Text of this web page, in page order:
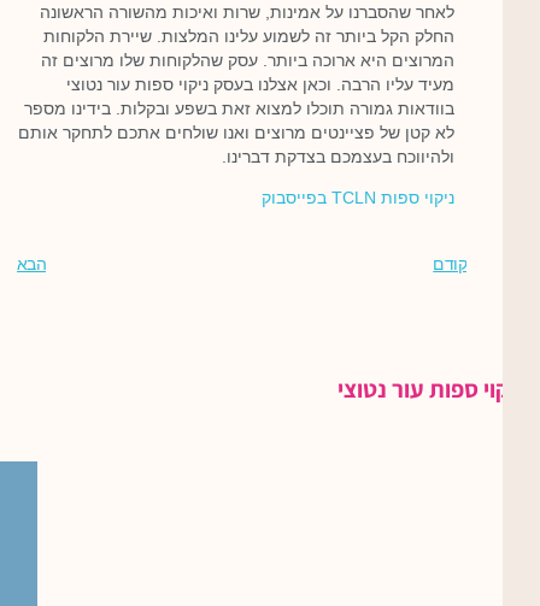
לאחר שהסברנו על אמינות, שרות ואיכות מהשורה הראשונה
החלק הקל ביותר זה לשמוע עלינו המלצות. שיירת הלקוחות
המרוצים היא ארוכה ביותר. עסק שהלקוחות שלו מרוצים זה
מעיד עליו הרבה. וכאן אצלנו בעסק ניקוי ספות עור נטוצי
בוודאות גמורה תוכלו למצוא זאת בשפע ובקלות. בידינו מספר
לא קטן של פציינטים מרוצים ואנו שולחים אתכם לתחקר אותם
ולהיווכח בעצמכם בצדקת דברינו.
ניקוי ספות TCLN בפייסבוק
קודם הבא
ניקוי ספות עור נטוצי